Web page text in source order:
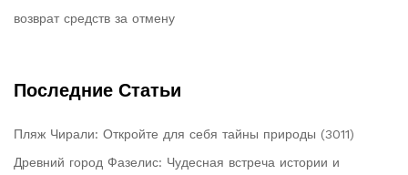
возврат средств за отмену
Последние Статьи
Пляж Чирали: Откройте для себя тайны природы (3011)
Древний город Фазелис: Чудесная встреча истории и